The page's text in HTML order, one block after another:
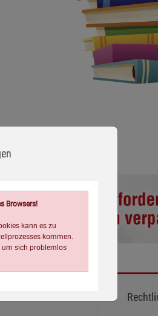
Browsers!
kann es zu
kommen.
um sich problemlos